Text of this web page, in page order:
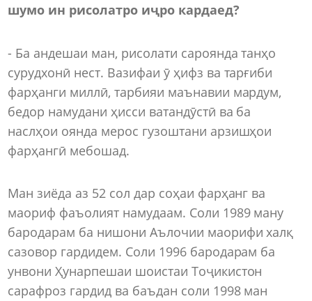
шумо ин рисолатро иҷро кардаед?
- Ба андешаи ман, рисолати сароянда танҳо
сурудхонӣ нест. Вазифаи ӯ ҳифз ва тарғиби
фарҳанги миллӣ, тарбияи маънавии мардум,
бедор намудани ҳисси ватандӯстӣ ва ба
наслҳои оянда мерос гузоштани арзишҳои
фарҳангӣ мебошад.
Ман зиёда аз 52 сол дар соҳаи фарҳанг ва
маориф фаъолият намудаам. Соли 1989 ману
бародарам ба нишони Аълочии маорифи халқ
сазовор гардидем. Соли 1996 бародарам ба
унвони Ҳунарпешаи шоистаи Тоҷикистон
сарафроз гардид ва баъдан соли 1998 ман